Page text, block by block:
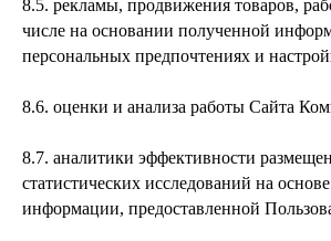
8.5. рекламы, продвижения товаров,
числе на основании полученной
персональных предпочтениях и
8.6. оценки и анализа работы Сайта
8.7. аналитики эффективности
статистических исследований на
информации, предоставленной